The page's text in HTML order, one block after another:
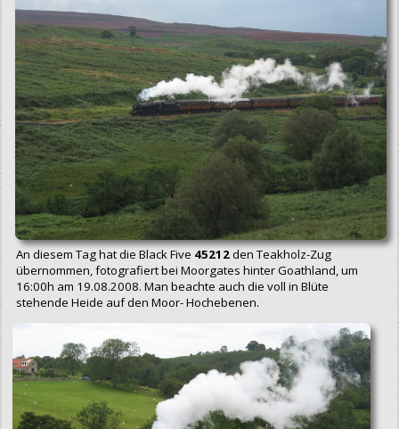
An diesem Tag hat die Black Five 45212den Teakholz-Zug
übernommen, fotografiert bei Moorgates hinter Goathland, um
16:00h am 19.08.2008. Man beachte auch die voll in Blüte
stehende Heide auf den Moor- Hochebenen.